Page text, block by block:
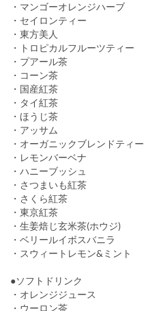
・マンゴーオレンジハーブ
・セイロンティー
・東方美人
・トロピカルフルーツティー
・プアール茶
・コーン茶
・国産紅茶
・タイ紅茶
・ほうじ茶
・アッサム
・オーガニックブレンドティー
・レモンバーベナ
・ハニーブッシュ
・さつまいも紅茶
・さくら紅茶
・東京紅茶
・生姜焙じ玄米茶(ホウジ)
・ベリールイボスバニラ
・スウィートレモン&ミント
●ソフトドリンク
・オレンジジュース
・ウーロン茶